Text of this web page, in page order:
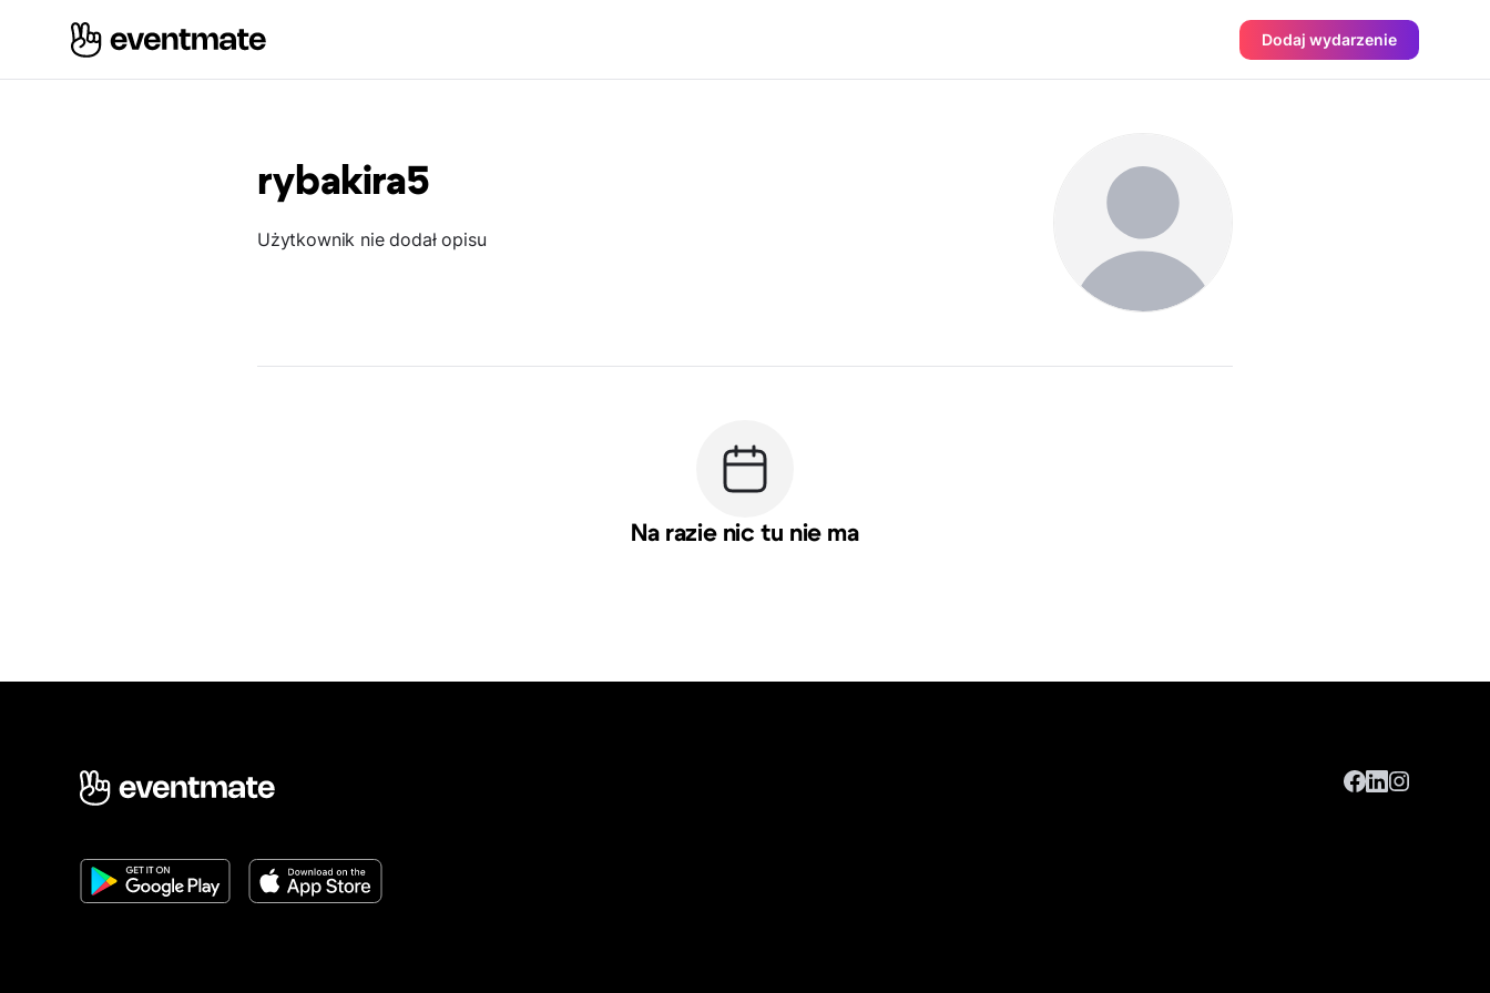
Dodaj wydarzenie
rybakira5
Użytkownik nie dodał opisu
Na razie nic tu nie ma